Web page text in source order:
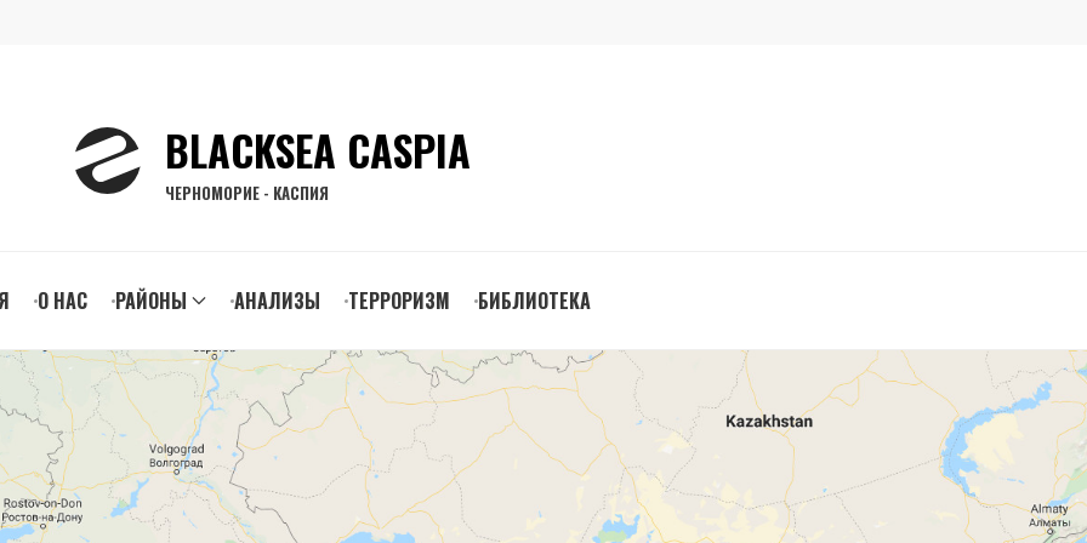
BLACKSEA CASPIA
ЧЕРНОМОРИЕ - КАСПИЯ
О НАС РАЙОНЫ АНАЛИЗЫ ТЕРРОРИЗМ БИБЛИОТЕКА